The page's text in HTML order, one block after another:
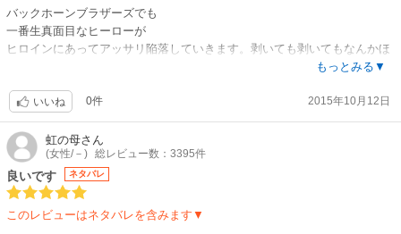
バックホーンブラザーズでも
一番生真面目なヒーローが
ヒロインにあってアッサリ陥落していきます。剥いても剥いてもなんかほ
もっとみる▼
いいね 0件 2015年10月12日
虹の母さん
(女性/－) 総レビュー数：3395件
良いです ネタバレ
このレビューはネタバレを含みます▼